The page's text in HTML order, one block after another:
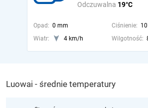
Odczuwalna 19°C
Opad: 0 mm Ciśnienie:
Wiatr:
4 km/h Wilgotność:
Luowai - średnie temperatury